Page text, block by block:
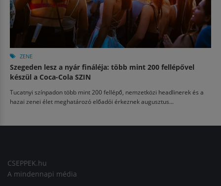
ZENE
Szegeden lesz a nyár fináléja: több mint 200 fellépővel
készül a Coca-Cola SZIN
Tucatnyi színpadon több mint 200 fellépő, nemzetközi headlinerek és a
hazai zenei élet meghatározó előadói érkeznek augusztus...
CSEPPEK.hu
A mindennapi média